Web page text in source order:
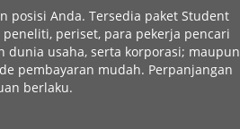
posisi Anda. Tersedia paket Student
periset, para pekerja pencari
dunia usaha, serta korporasi; maupun
pembayaran mudah. Perpanjangan
berlaku.